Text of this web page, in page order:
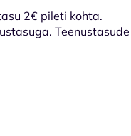
2€ pileti kohta.
Teenustasude